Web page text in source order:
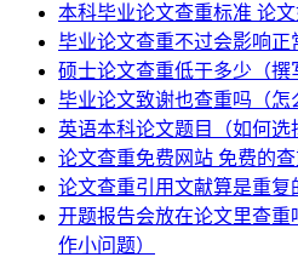
本科毕业论文查重标准 论
毕业论文查重不过会影响正
硕士论文查重低于多少（撰
毕业论文致谢也查重吗（怎
英语本科论文题目（如何选
论文查重免费网站 免费的
论文查重引用文献算是重复
开题报告会放在论文里查
作小问题）